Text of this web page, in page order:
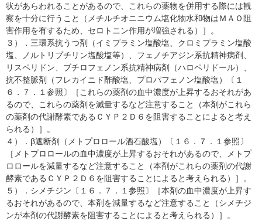
状があらわれることがあるので、これらの薬物を併用する際には観
察を十分に行うこと（メチルチオニニウム塩化物水和物はＭＡＯ阻
害作用を有するため、セロトニン作用が増強される）］。
３）．三環系抗うつ剤（イミプラミン塩酸塩、クロミプラミン塩酸
塩、ノルトリプチリン塩酸塩等）、フェノチアジン系抗精神病剤、
リスペリドン、ブチロフェノン系抗精神病剤（ハロペリドール）、
抗不整脈剤（フレカイニド酢酸塩、プロパフェノン塩酸塩）〔１
６．７．１参照〕［これらの薬剤の血中濃度が上昇するおそれがあ
るので、これらの薬剤を減量するなど注意すること（本剤がこれら
の薬剤の代謝酵素であるＣＹＰ２Ｄ６を阻害することによると考え
られる）］。
４）．β遮断剤（メトプロロール酒石酸塩）〔１６．７．１参照〕
［メトプロロールの血中濃度が上昇するおそれがあるので、メトプ
ロロールを減量するなど注意すること（本剤がこれらの薬剤の代謝
酵素であるＣＹＰ２Ｄ６を阻害することによると考えられる）］。
５）．シメチジン〔１６．７．１参照〕［本剤の血中濃度が上昇す
るおそれがあるので、本剤を減量するなど注意すること（シメチジ
ンが本剤の代謝酵素を阻害することによると考えられる）］。